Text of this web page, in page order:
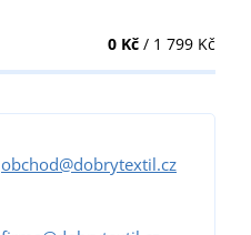
0 Kč/ 1 799 Kč
obchod@dobrytextil.cz